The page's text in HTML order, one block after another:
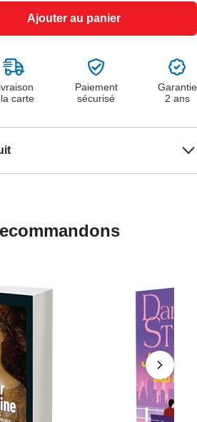
Ajouter au panier
carte
Paiement
sécurisé
Garantie
2 ans